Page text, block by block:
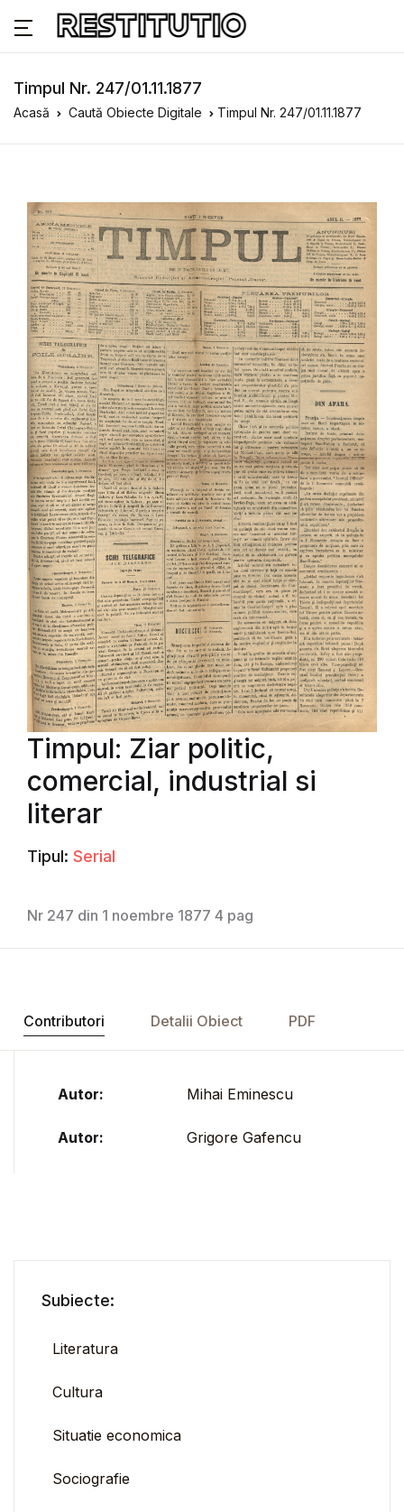
Timpul Nr. 247/01.11.1877
Acasă Caută Obiecte Digitale Timpul Nr. 247/01.11.1877
Timpul: Ziar politic,
comercial, industrial si
literar
Tipul: Serial
Nr 247 din 1 noembre 1877 4 pag
Contributori Detalii Obiect PDF
Autor: Mihai Eminescu
Autor: Grigore Gafencu
Subiecte:
Literatura
Cultura
Situatie economica
Sociografie